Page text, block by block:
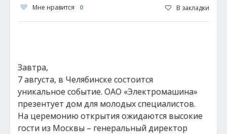
Мне нравится 0 В закладки
Завтра,
7 августа, в Челябинске состоится
уникальное событие. ОАО «Электромашина»
презентует дом для молодых специалистов.
На церемонию открытия ожидаются высокие
гости из Москвы – генеральный директор